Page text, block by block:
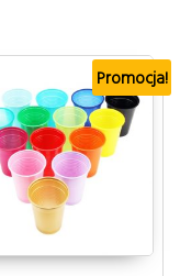
Promocja!